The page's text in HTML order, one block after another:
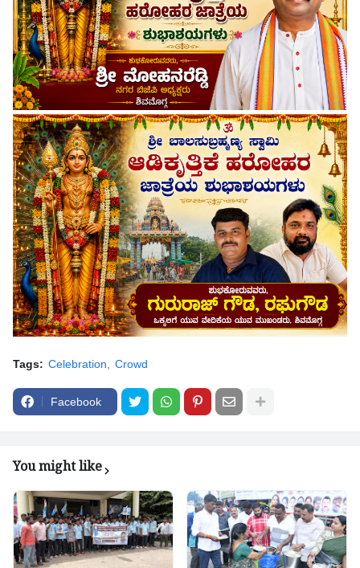
Tags: Celebration Crowd
Facebook
You might like